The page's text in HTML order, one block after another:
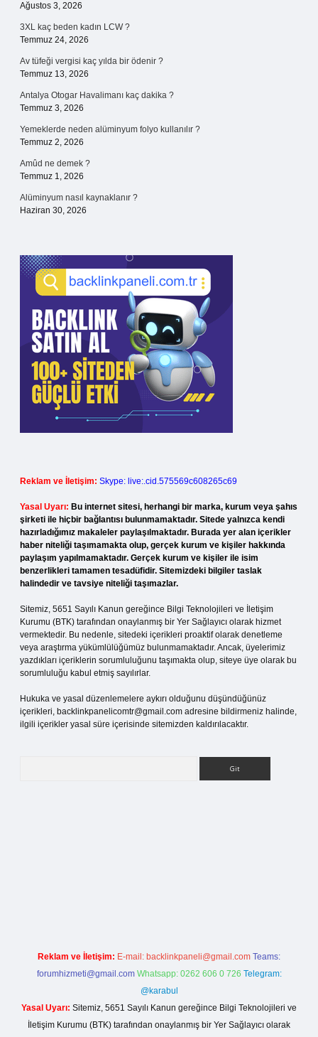
Ağustos 3, 2026
3XL kaç beden kadın LCW ?
Temmuz 24, 2026
Av tüfeği vergisi kaç yılda bir ödenir ?
Temmuz 13, 2026
Antalya Otogar Havalimanı kaç dakika ?
Temmuz 3, 2026
Yemeklerde neden alüminyum folyo kullanılır ?
Temmuz 2, 2026
Amûd ne demek ?
Temmuz 1, 2026
Alüminyum nasıl kaynaklanır ?
Haziran 30, 2026
Reklam ve İletişim: Skype: live:.cid.575569c608265c69
Yasal Uyarı: Bu internet sitesi, herhangi bir marka, kurum veya şahıs
şirketi ile hiçbir bağlantısı bulunmamaktadır. Sitede yalnızca kendi
hazırladığımız makaleler paylaşılmaktadır. Burada yer alan içerikler
haber niteliği taşımamakta olup, gerçek kurum ve kişiler hakkında
paylaşım yapılmamaktadır. Gerçek kurum ve kişiler ile isim
benzerlikleri tamamen tesadüfidir. Sitemizdeki bilgiler taslak
halindedir ve tavsiye niteliği taşımazlar.
Sitemiz, 5651 Sayılı Kanun gereğince Bilgi Teknolojileri ve İletişim
Kurumu (BTK) tarafından onaylanmış bir Yer Sağlayıcı olarak hizmet
vermektedir. Bu nedenle, sitedeki içerikleri proaktif olarak denetleme
veya araştırma yükümlülüğümüz bulunmamaktadır. Ancak, üyelerimiz
yazdıkları içeriklerin sorumluluğunu taşımakta olup, siteye üye olarak bu
sorumluluğu kabul etmiş sayılırlar.
Hukuka ve yasal düzenlemelere aykırı olduğunu düşündüğünüz
içerikleri, backlinkpanelicomtr@gmail.com adresine bildirmeniz halinde,
ilgili içerikler yasal süre içerisinde sitemizden kaldırılacaktır.
Reklam ve İletişim: E-mail: backlinkpaneli@gmail.com Teams:
forumhizmeti@gmail.com Whatsapp: 0262 606 0 726 Telegram:
@karabul
Yasal Uyarı: Sitemiz, 5651 Sayılı Kanun gereğince Bilgi Teknolojileri ve
İletişim Kurumu (BTK) tarafından onaylanmış bir Yer Sağlayıcı olarak